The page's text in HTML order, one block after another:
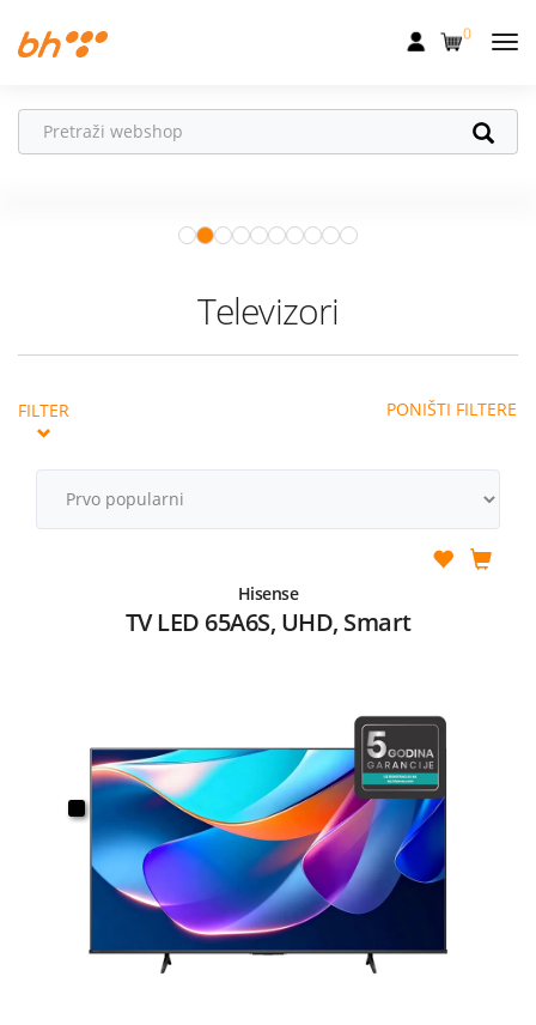
Fiksna
Akcije
Podrška
0
Apple Watch– vaš partner za
zdraviji i aktivniji život.
Televizori
FILTER PONIŠTI FILTERE
Hisense
TV LED 65A6S, UHD, Smart